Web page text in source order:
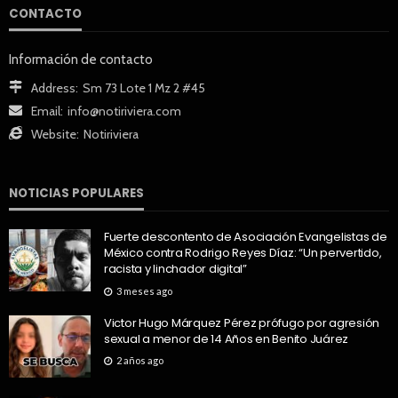
CONTACTO
Información de contacto
Address: Sm 73 Lote 1 Mz 2 #45
Email: info@notiriviera.com
Website: Notiriviera
NOTICIAS POPULARES
Fuerte descontento de Asociación Evangelistas de
México contra Rodrigo Reyes Díaz: “Un pervertido,
racista y linchador digital”
3 meses ago
Victor Hugo Márquez Pérez prófugo por agresión
sexual a menor de 14 Años en Benito Juárez
2 años ago